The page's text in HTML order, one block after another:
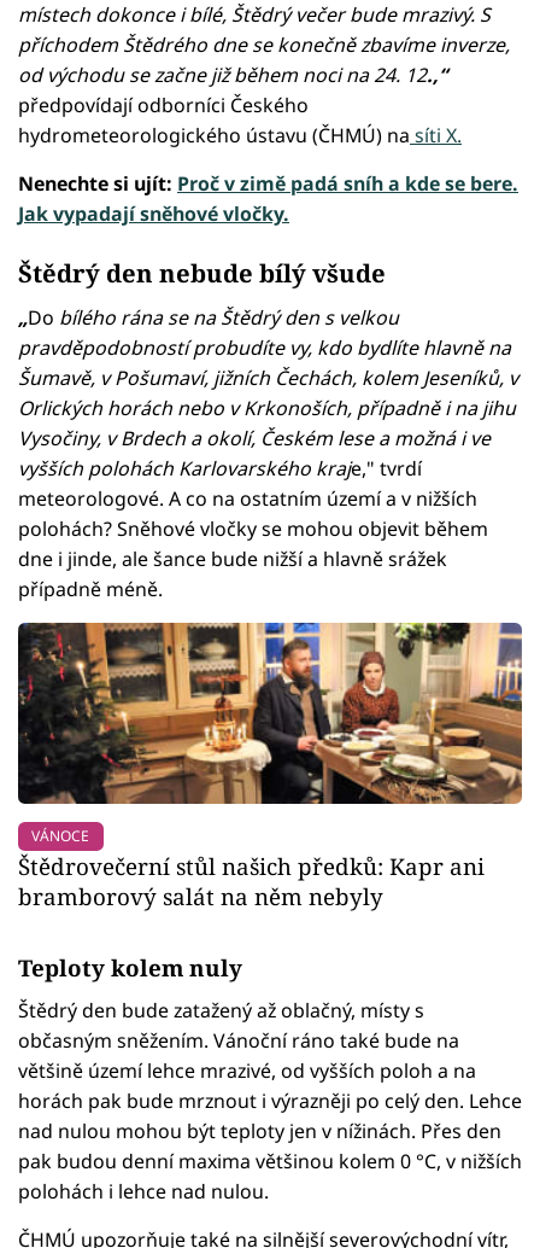
místech dokonce i bílé, Štědrý večer bude mrazivý. S
příchodem Štědrého dne se konečně zbavíme inverze,
od východu se začne již během noci na 24. 12.,“
předpovídají odborníci Českého
hydrometeorologického ústavu (ČHMÚ) na síti X.
Nenechte si ujít: Proč v zimě padá sníh a kde se bere.
Jak vypadají sněhové vločky.
Štědrý den nebude bílý všude
„Do bílého rána se na Štědrý den s velkou
pravděpodobností probudíte vy, kdo bydlíte hlavně na
Šumavě, v Pošumaví, jižních Čechách, kolem Jeseníků, v
Orlických horách nebo v Krkonoších, případně i na jihu
Vysočiny, v Brdech a okolí, Českém lese a možná i ve
vyšších polohách Karlovarského kraje," tvrdí
meteorologové. A co na ostatním území a v nižších
polohách? Sněhové vločky se mohou objevit během
dne i jinde, ale šance bude nižší a hlavně srážek
případně méně.
VÁNOCE
Štědrovečerní stůl našich předků: Kapr ani
bramborový salát na něm nebyly
Teploty kolem nuly
Štědrý den bude zatažený až oblačný, místy s
občasným sněžením. Vánoční ráno také bude na
většině území lehce mrazivé, od vyšších poloh a na
horách pak bude mrznout i výrazněji po celý den. Lehce
nad nulou mohou být teploty jen v nížinách. Přes den
pak budou denní maxima většinou kolem 0 °C, v nižších
polohách i lehce nad nulou.
ČHMÚ upozorňuje také na silnější severovýchodní vítr,